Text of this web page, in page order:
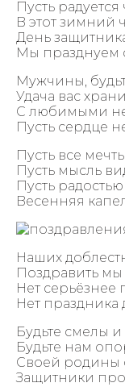
Пусть
В этот зимний
День
Мы празднуем
Мужчины,
Удача вас
С любимыми
Пусть сердце
Пусть все
Пусть мысль
Пусть
Весенняя
Наших
Поздравить мы
Нет серьёзнее
Нет праздника
Будьте смелы
Будьте нам
Своей родины
Защитники